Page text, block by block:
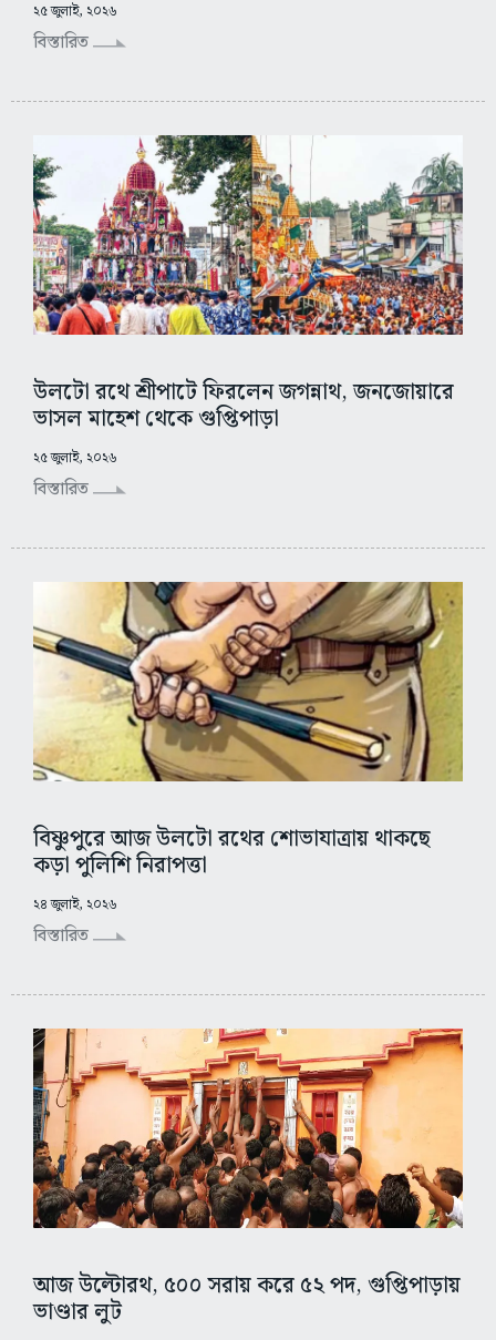
২৫ জুলাই, ২০২৬
বিস্তারিত
উলটো রথে শ্রীপাটে ফিরলেন জগন্নাথ, জনজোয়ারে
ভাসল মাহেশ থেকে গুপ্তিপাড়া
২৫ জুলাই, ২০২৬
বিস্তারিত
বিষ্ণুপুরে আজ উলটো রথের শোভাযাত্রায় থাকছে
কড়া পুলিশি নিরাপত্তা
২৪ জুলাই, ২০২৬
বিস্তারিত
আজ উল্টোরথ, ৫০০ সরায় করে ৫২ পদ, গুপ্তিপাড়ায়
ভাণ্ডার লুট